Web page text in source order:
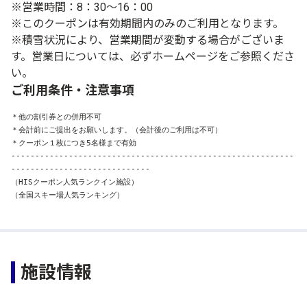
※営業時間：8：30～16：00
※このクーポンは有効期間内のみのご利用となります。
※積雪状況により、営業期間が変動する場合がございま
す。営業日については、必ずホームページをご参照くださ
い。
ご利用条件・注意事項
＊他の割引券との併用不可
＊会計前にご提出をお願いします。（会計後のご利用は不可）
＊クーポン１枚につき5名様まで有効
-----------------------------------------------------------
-----------------------------
（HISクーポン人気ランクイン施設）
（全国スキー場人気ランキング）
施設情報